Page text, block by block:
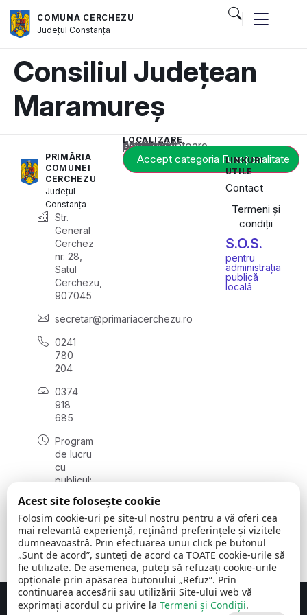
COMUNA CERCHEZU
JudețulConstanța
Consiliul Județean
Maramureș
PRIMĂRIA
COMUNEI
CERCHEZU
Județul
Constanța
Str.
General
Cerchez
nr. 28,
Satul
Cerchezu,
907045
secretar@primariacerchezu.ro
0241
780
204
0374
918
685
Program
de lucru
cu
publicul:
08:00 -
16:30
, vineri:
08:00 -
14:00
LOCALIZARE
Acest conținut este blocat până când acceptați categoria corespunzătoare de cookie-uri.
Accept categoria Funcționalitate
LINKURI
UTILE
Contact
Termeni și
condiții
S.O.S.
pentru
administrația
publică
locală
Concept realizat de Big Media Relații Publice SRL
Acest site folosește cookie
Folosim cookie-uri pe site-ul nostru pentru a vă oferi cea
mai relevantă experiență, reținând preferințele și vizitele
dumneavoastră. Prin efectuarea unui click pe butonul
„Sunt de acord”, sunteți de acord ca TOATE cookie-urile să
fie utilizate. De asemenea, puteți să refuzați cookie-urile
opționale prin apăsarea butonului „Refuz”. Prin
continuarea accesării sau utilizării Site-ului web vă
exprimați acordul cu privire la Termeni și Condiții.